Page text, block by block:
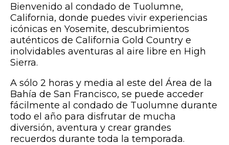
Bienvenido al condado de Tuolumne,
California, donde puedes vivir experiencias
icónicas en Yosemite, descubrimientos
auténticos de California Gold Country e
inolvidables aventuras al aire libre en High
Sierra.
A sólo 2 horas y media al este del Área de la
Bahía de San Francisco, se puede acceder
fácilmente al condado de Tuolumne durante
todo el año para disfrutar de mucha
diversión, aventura y crear grandes
recuerdos durante toda la temporada.